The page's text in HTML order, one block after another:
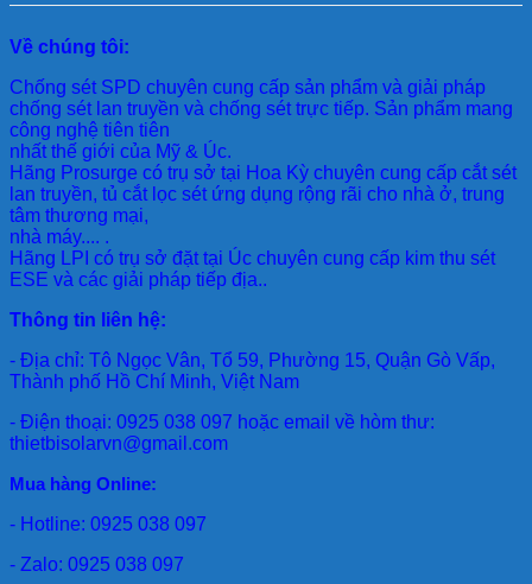
Về chúng tôi:
Chống sét SPD chuyên cung cấp sản phẩm và giải pháp
chống sét lan truyền và chống sét trực tiếp. Sản phẩm mang
công nghệ tiên tiên
nhất thế giới của Mỹ & Úc.
Hãng Prosurge có trụ sở tại Hoa Kỳ chuyên cung cấp cắt sét
lan truyền, tủ cắt lọc sét ứng dụng rộng rãi cho nhà ở, trung
tâm thương mại,
nhà máy.... .
Hãng LPI có trụ sở đặt tại Úc chuyên cung cấp kim thu sét
ESE và các giải pháp tiếp địa..
Thông tin liên hệ:
- Địa chỉ: Tô Ngọc Vân, Tổ 59, Phường 15, Quận Gò Vấp,
Thành phố Hồ Chí Minh, Việt Nam
- Điện thoại: 0925 038 097 hoặc email về hòm thư:
thietbisolarvn@gmail.com
Mua hàng Online:
- Hotline: 0925 038 097
- Zalo: 0925 038 097